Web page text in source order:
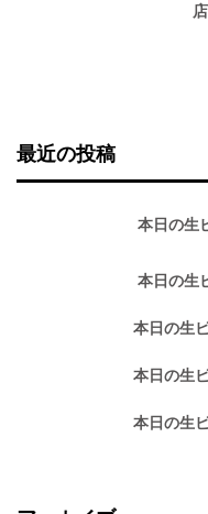
最近の投稿
本日の生
本日の生
本日の生
本日の生
本日の生